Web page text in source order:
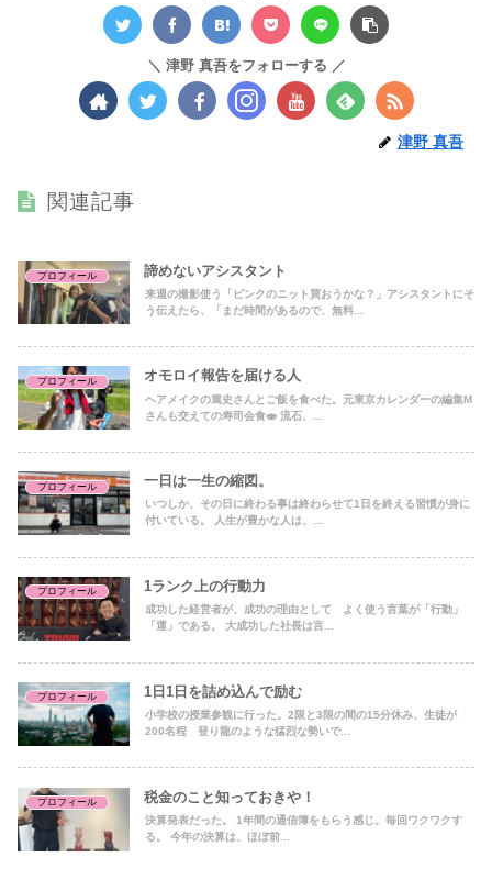
津野 真吾をフォローする
津野 真吾
関連記事
プロフィール 諦めないアシスタント
来週の撮影使う「ピンクのニット買おうかな？」アシスタントにそ
う伝えたら、「まだ時間があるので、無料...
プロフィール オモロイ報告を届ける人
ヘアメイクの篤史さんとご飯を食べた。元東京カレンダーの編集M
さんも交えての寿司会食🍣 流石、...
プロフィール 一日は一生の縮図。
いつしか、その日に終わる事は終わらせて1日を終える習慣が身に
付いている。 人生が豊かな人は、...
プロフィール 1ランク上の行動力
成功した経営者が、成功の理由として よく使う言葉が「行動」
「運」である。 大成功した社長は言...
プロフィール 1日1日を詰め込んで励む
小学校の授業参観に行った。2限と3限の間の15分休み、生徒が
200名程 登り龍のような猛烈な勢いで...
プロフィール 税金のこと知っておきや！
決算発表だった。 1年間の通信簿をもらう感じ。毎回ワクワクす
る。 今年の決算は、ほぼ前...